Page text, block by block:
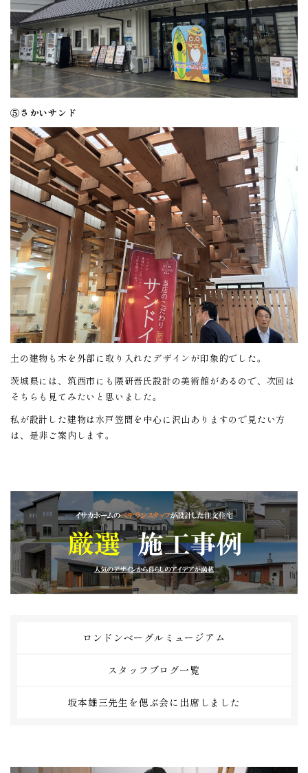
⑤さかいサンド
土の建物も木を外部に取り入れたデザインが印象的でした。
茨城県には、筑西市にも隈研吾氏設計の美術館があるので、次回は
そちらも見てみたいと思いました。
私が設計した建物は水戸笠間を中心に沢山ありますので見たい方
は、是非ご案内します。
ロンドンベーグルミュージアム
スタッフブログ一覧
坂本雄三先生を偲ぶ会に出席しました